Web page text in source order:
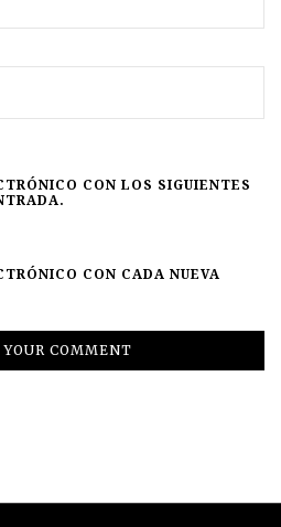
CON LOS SIGUIENTES
CON CADA NUEVA